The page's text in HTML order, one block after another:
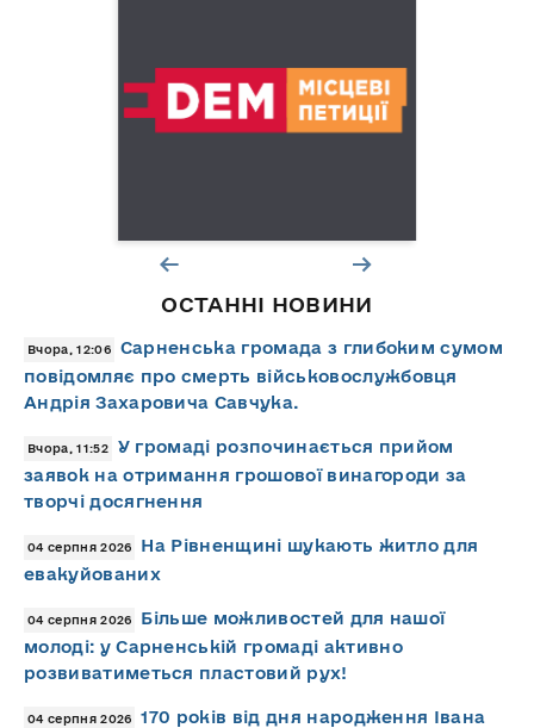
ОСТАННІ НОВИНИ
Вчора, 12:06
Сарненська громада з глибоким сумом
повідомляє про смерть військовослужбовця
Андрія Захаровича Савчука.
Вчора, 11:52
У громаді розпочинається прийом
заявок на отримання грошової винагороди за
творчі досягнення
04 серпня 2026
На Рівненщині шукають житло для
евакуйованих
04 серпня 2026
Більше можливостей для нашої
молоді: у Сарненській громаді активно
розвиватиметься пластовий рух!
04 серпня 2026
170 років від дня народження Івана